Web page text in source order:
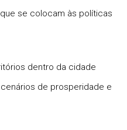
se colocam às políticas
dentro da cidade
de prosperidade e